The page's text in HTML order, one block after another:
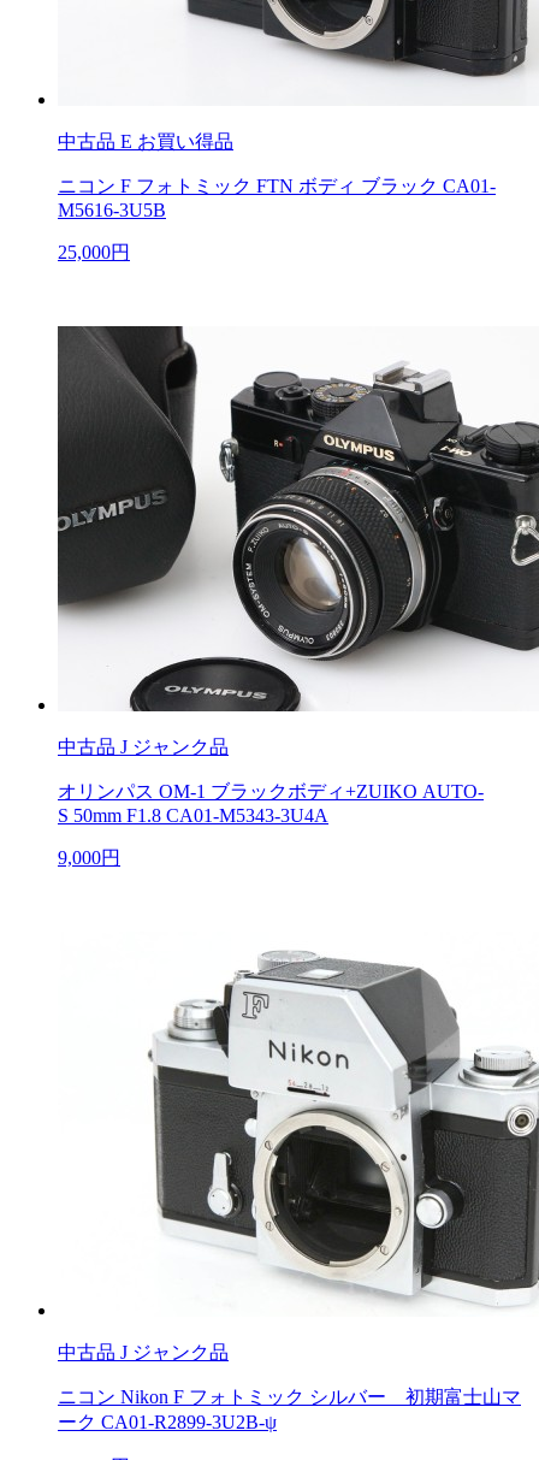
中古品 E お買い得品
ニコン F フォトミック FTN ボディ ブラック CA01-
M5616-3U5B
25,000円
中古品 J ジャンク品
オリンパス OM-1 ブラックボディ+ZUIKO AUTO-
S 50mm F1.8 CA01-M5343-3U4A
9,000円
中古品 J ジャンク品
ニコン Nikon F フォトミック シルバー 初期富士山マ
ーク CA01-R2899-3U2B-ψ